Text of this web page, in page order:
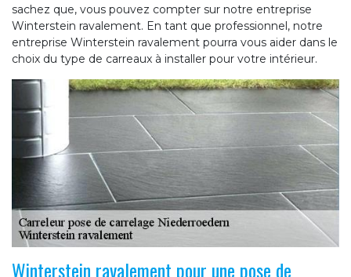
sachez que, vous pouvez compter sur notre entreprise
Winterstein ravalement. En tant que professionnel, notre
entreprise Winterstein ravalement pourra vous aider dans le
choix du type de carreaux à installer pour votre intérieur.
Winterstein ravalement pour une pose de